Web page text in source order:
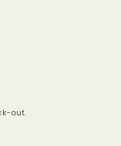
out.